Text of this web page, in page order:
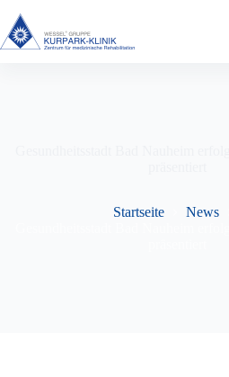
Inhalt
springen
Startseite
News